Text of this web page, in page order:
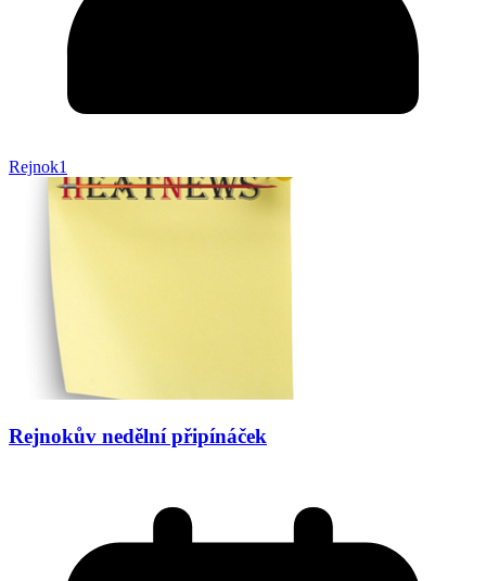
Rejnok1
Rejnokův nedělní připínáček